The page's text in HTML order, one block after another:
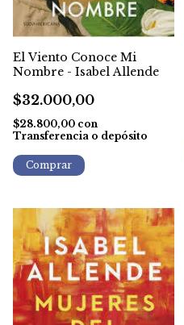
El Viento Conoce Mi
Nombre - Isabel Allende
$32.000,00
$28.800,00 con
Transferencia o depósito